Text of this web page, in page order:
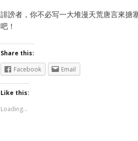
誹謗者，你不必写一大堆漫天荒唐言來搪
吧！
Share this:
Facebook
Email
Like this:
Loading...